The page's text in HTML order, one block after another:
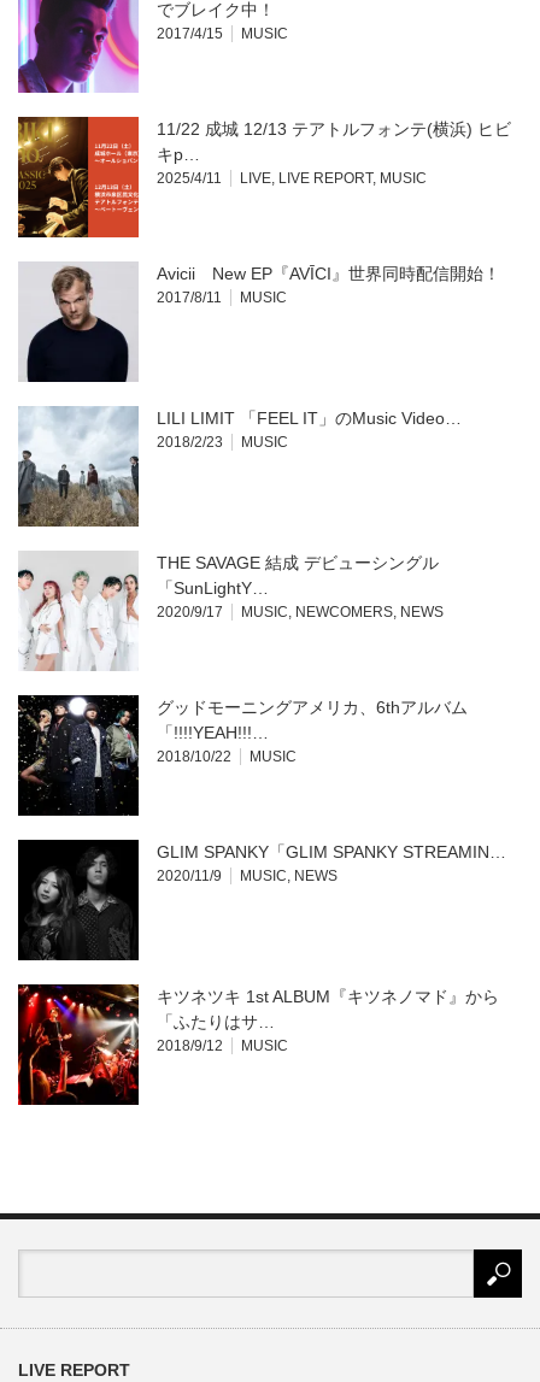
き
ま
す)
い
ィ
ン
ド
ウ
き
ま
す)
でブレイク中！
2017/4/15 MUSIC
11/22 成城 12/13 テアトルフォンテ(横浜) ヒビ
キp…
2025/4/11 LIVE, LIVE REPORT, MUSIC
Avicii New EP『AVĪCI』世界同時配信開始！
2017/8/11 MUSIC
LILI LIMIT 「FEEL IT」のMusic Video…
2018/2/23 MUSIC
THE SAVAGE 結成 デビューシングル
「SunLightY…
2020/9/17 MUSIC, NEWCOMERS, NEWS
グッドモーニングアメリカ、6thアルバム
「!!!!YEAH!!!…
2018/10/22 MUSIC
GLIM SPANKY「GLIM SPANKY STREAMIN…
2020/11/9 MUSIC, NEWS
キツネツキ 1st ALBUM『キツネノマド』から
「ふたりはサ…
2018/9/12 MUSIC
LIVE REPORT